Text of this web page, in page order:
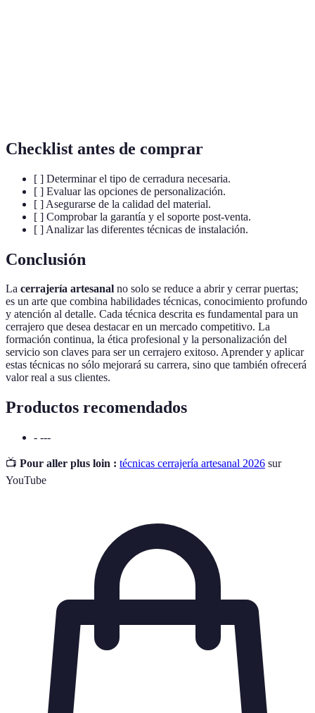
Checklist antes de comprar
[ ] Determinar el tipo de cerradura necesaria.
[ ] Evaluar las opciones de personalización.
[ ] Asegurarse de la calidad del material.
[ ] Comprobar la garantía y el soporte post-venta.
[ ] Analizar las diferentes técnicas de instalación.
Conclusión
La cerrajería artesanal no solo se reduce a abrir y cerrar puertas;
es un arte que combina habilidades técnicas, conocimiento profundo
y atención al detalle. Cada técnica descrita es fundamental para un
cerrajero que desea destacar en un mercado competitivo. La
formación continua, la ética profesional y la personalización del
servicio son claves para ser un cerrajero exitoso. Aprender y aplicar
estas técnicas no sólo mejorará su carrera, sino que también ofrecerá
valor real a sus clientes.
Productos recomendados
- ---
📺 Pour aller plus loin : técnicas cerrajería artesanal 2026 sur
YouTube